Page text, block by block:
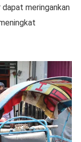
meringankan